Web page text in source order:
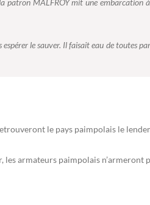
patron MALFROY mit une embarcation
le sauver. Il faisait eau de toutes
le pays paimpolais le
armateurs paimpolais n’armeront